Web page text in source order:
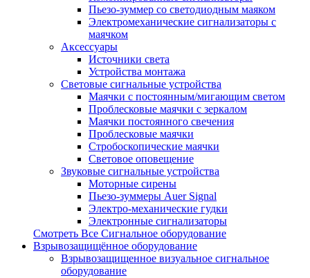
Пьезо-зуммер со светодиодным маяком
Электромеханические сигнализаторы с
маячком
Аксессуары
Источники света
Устройства монтажа
Световые сигнальные устройства
Маячки с постоянным/мигающим светом
Проблесковые маячки с зеркалом
Маячки постоянного свечения
Проблесковые маячки
Стробоскопические маячки
Световое оповещение
Звуковые сигнальные устройства
Моторные сирены
Пьезо-зуммеры Auer Signal
Электро-механические гудки
Электронные сигнализаторы
Смотреть Все Сигнальное оборудование
Взрывозащищённое оборудование
Взрывозащищенное визуальное сигнальное
оборудование